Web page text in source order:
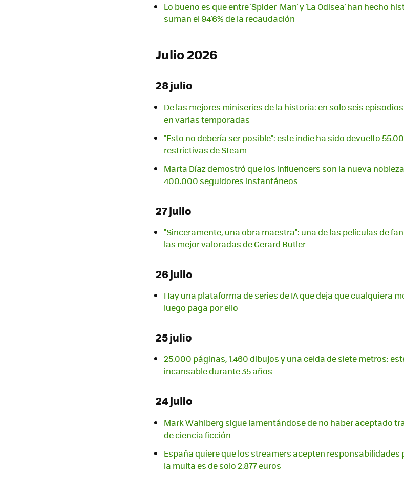
Lo bueno es que entre 'Spider-Man' y 'La Odisea' han hecho
suman el 94'6% de la recaudación
Julio 2026
28 julio
De las mejores miniseries de la historia: en solo seis
en varias temporadas
"Esto no debería ser posible": este indie ha sido devuelto
restrictivas de Steam
Marta Díaz demostró que los influencers son la nueva
400.000 seguidores instantáneos
27 julio
"Sinceramente, una obra maestra": una de las películas de
las mejor valoradas de Gerard Butler
26 julio
Hay una plataforma de series de IA que deja que cualquiera
luego paga por ello
25 julio
25.000 páginas, 1.460 dibujos y una celda de siete metros:
incansable durante 35 años
24 julio
Mark Wahlberg sigue lamentándose de no haber aceptado
de ciencia ficción
España quiere que los streamers acepten responsabilidades
la multa es de solo 2.877 euros